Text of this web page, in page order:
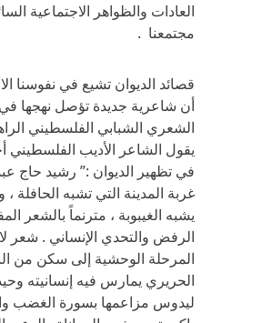
العادات والظواهر الاجتماعية
مجتمعنا .
قصائد الديوان تشيع في نفوسنا
أن شاعرية جديدة تؤصل نهجها
الشعري الشبابي الفلسطيني
يقول الشاعر الأديب
في تظهير الديوان :” رشيد حاج
غربة المدينة التي تشبه الحافلة
يشبه الغيبوبة ، مترنماً بالشعر
الرفض والتحدي الإنساني . شعر
المرحلة الوحشية إلى سكن من
الحريري يمارس فيه إنسانيته
ليدوس مزاعمها بسورة الغضب